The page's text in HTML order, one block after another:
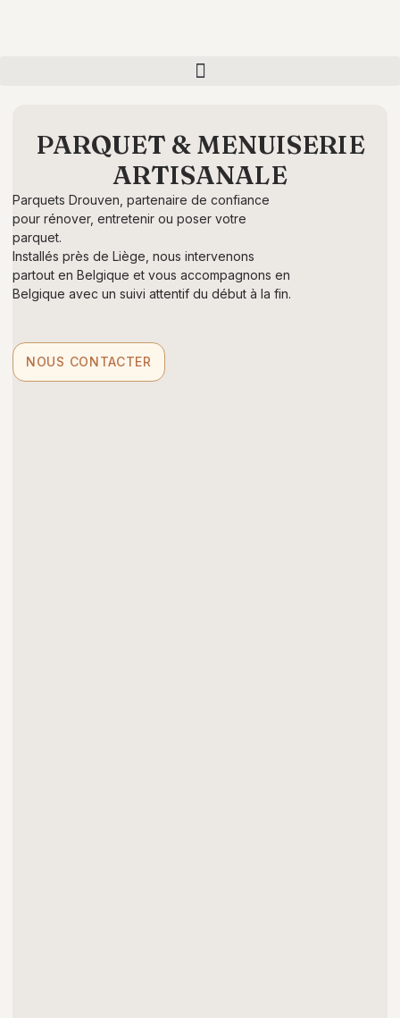
PARQUET & MENUISERIE
ARTISANALE
Parquets Drouven, partenaire de confiance
pour rénover, entretenir ou poser votre
parquet.
Installés près de Liège, nous intervenons
partout en Belgique et vous accompagnons en
Belgique avec un suivi attentif du début à la fin.
NOUS CONTACTER